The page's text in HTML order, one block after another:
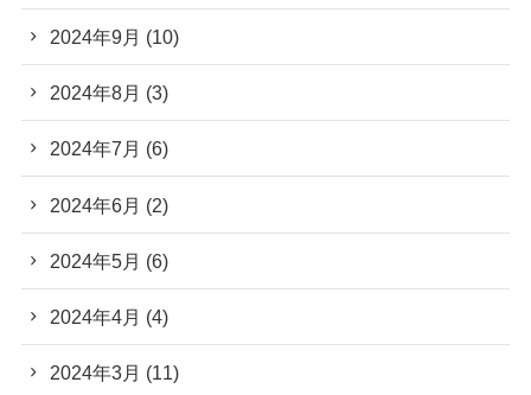
2024年9月 (10)
2024年8月 (3)
2024年7月 (6)
2024年6月 (2)
2024年5月 (6)
2024年4月 (4)
2024年3月 (11)